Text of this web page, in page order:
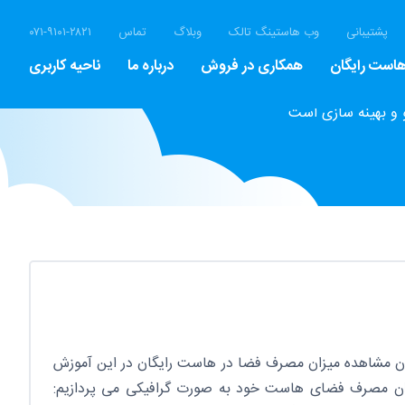
ناحیه کاربری درباره ما همکاری در فروش رایگان
۰۷۱-۹۱۰۱-۲۸۲۱ تماس وبلاگ وب هاستینگ تالک پشتیبانی
و بهینه سازی است
مشاهده میزان مصرف فضا در هاست رایگان در این آموزش
مصرف فضای هاست خود به صورت گرافیکی می پردازیم: